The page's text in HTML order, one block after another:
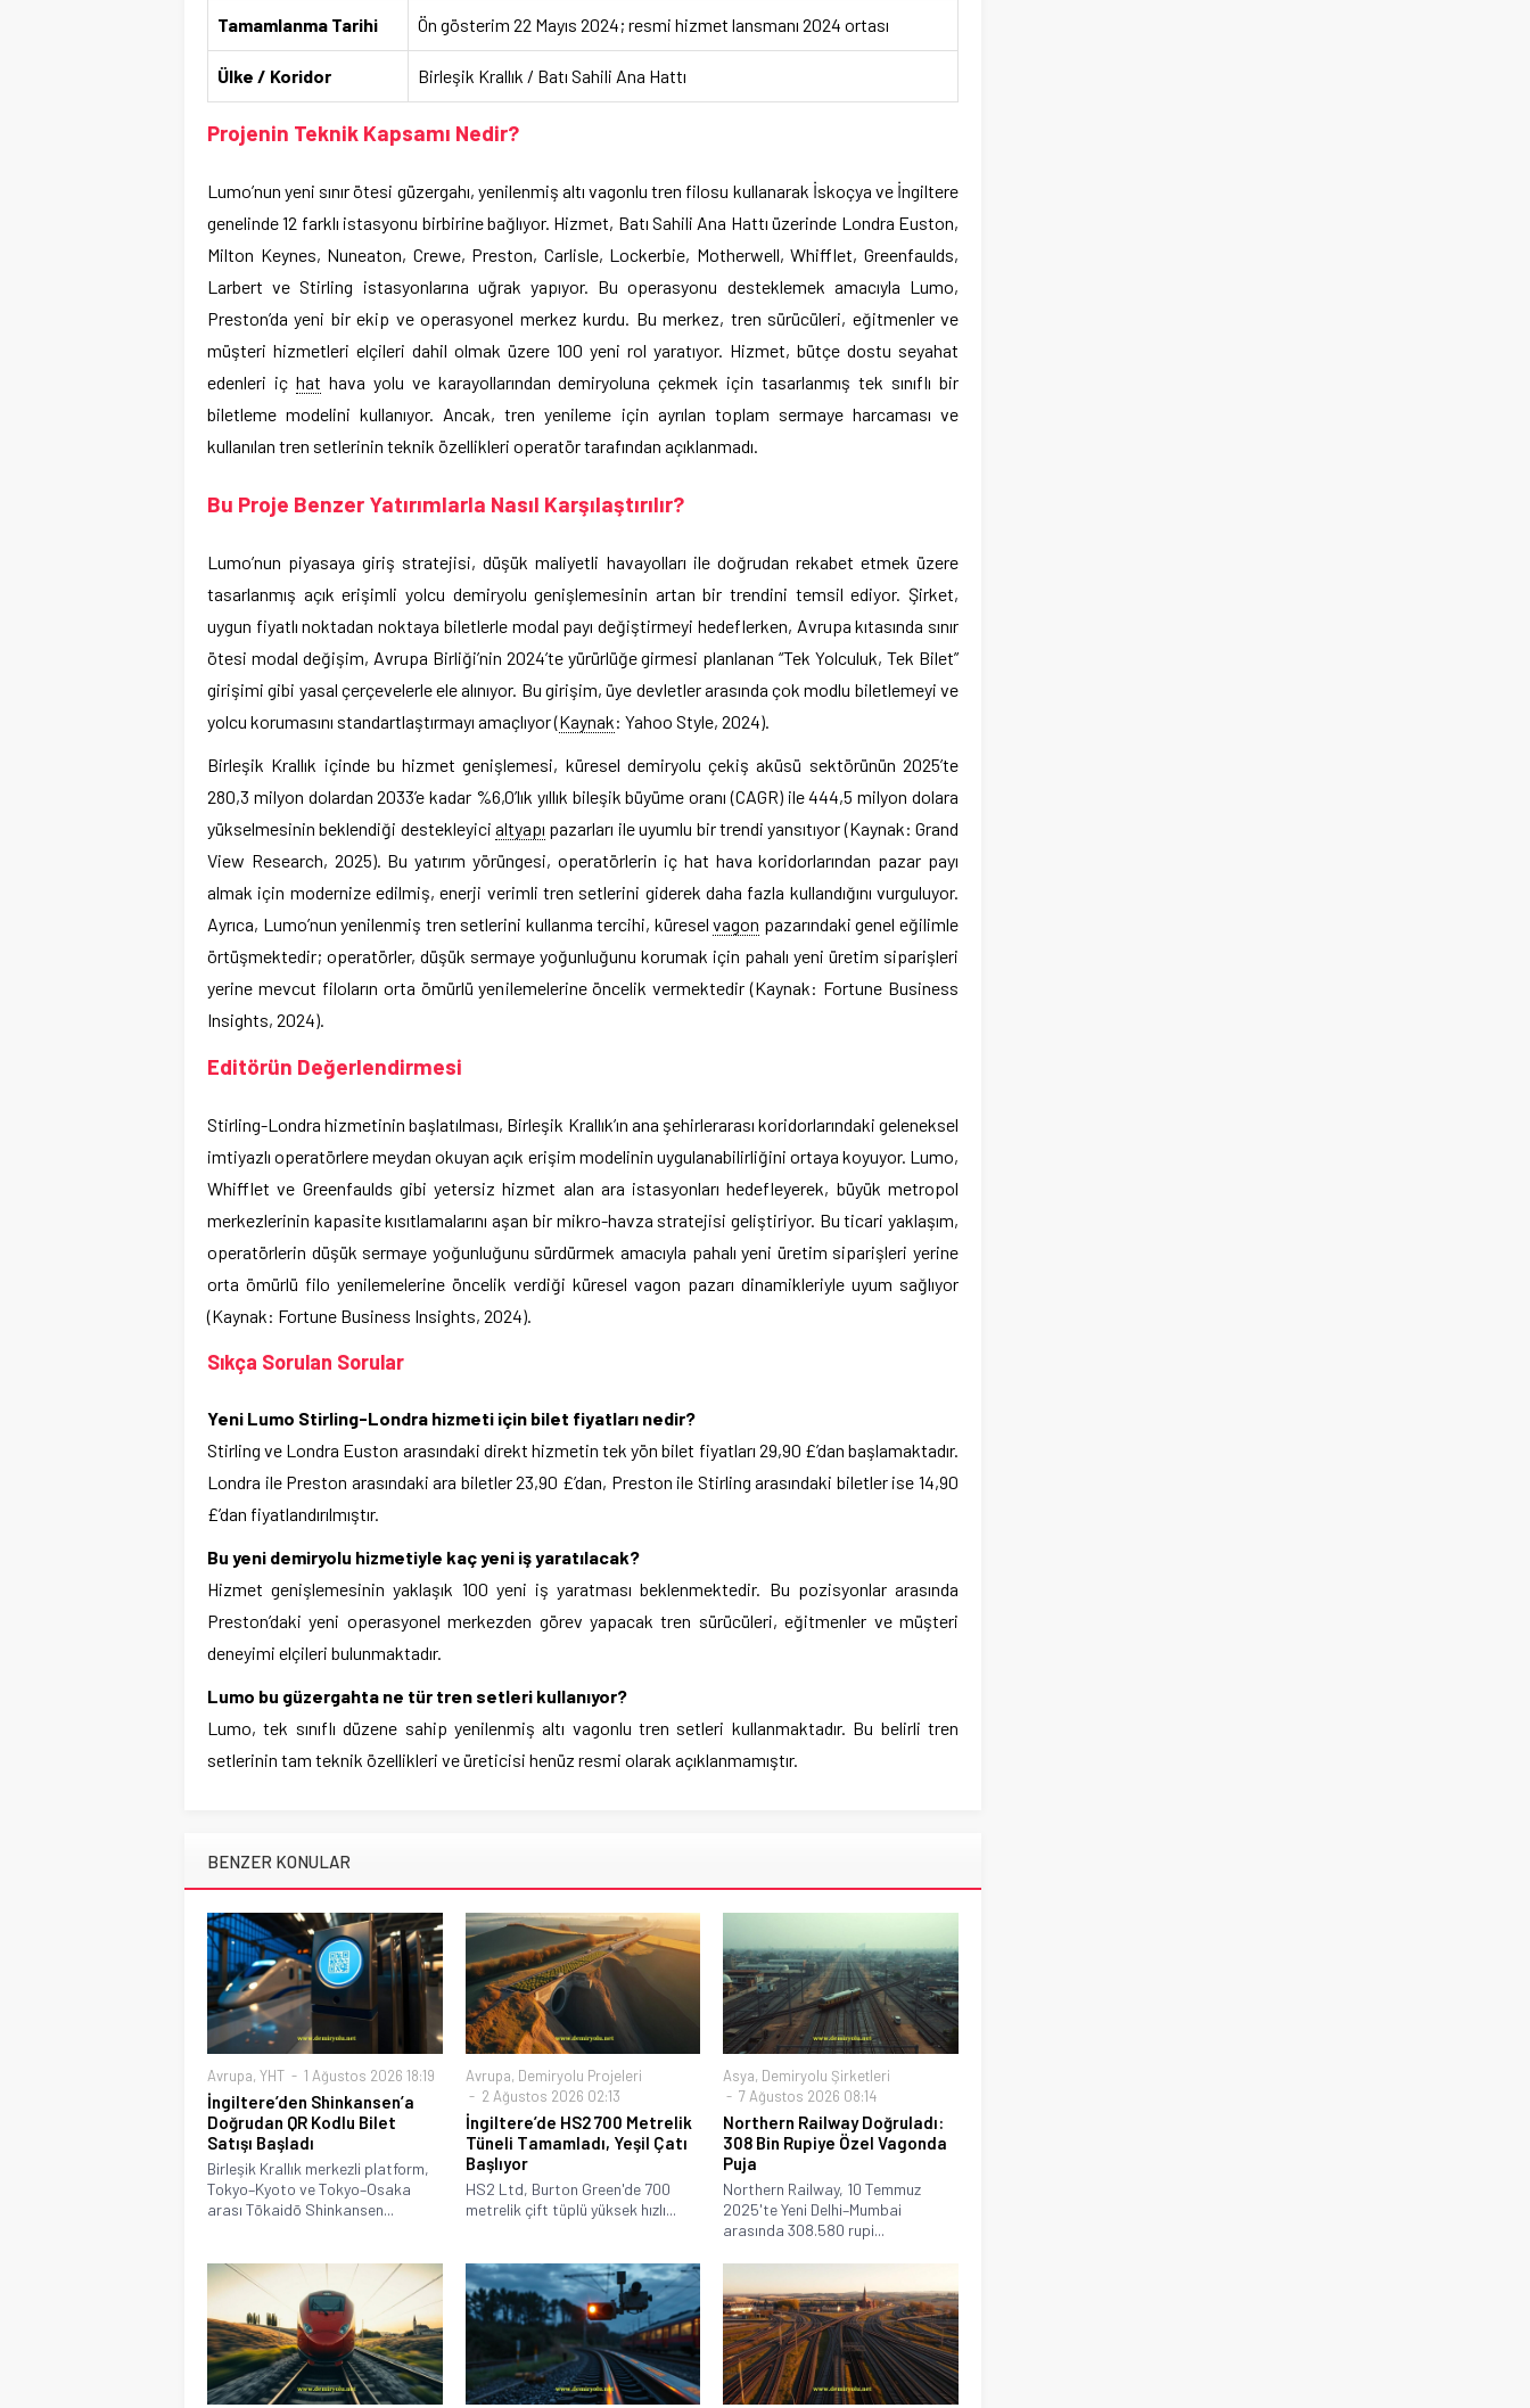
Tamamlanma Tarihi Ön gösterim 22 Mayıs 2024; resmi hizmet lansmanı 2024 ortası
Ülke / Koridor Birleşik Krallık / Batı Sahili Ana Hattı
Projenin Teknik Kapsamı Nedir?
Lumo’nun yeni sınır ötesi güzergahı, yenilenmiş altı vagonlu tren filosu kullanarak İskoçya ve İngiltere
genelinde 12 farklı istasyonu birbirine bağlıyor. Hizmet, Batı Sahili Ana Hattı üzerinde Londra Euston,
Milton Keynes, Nuneaton, Crewe, Preston, Carlisle, Lockerbie, Motherwell, Whifflet, Greenfaulds,
Larbert ve Stirling istasyonlarına uğrak yapıyor. Bu operasyonu desteklemek amacıyla Lumo,
Preston’da yeni bir ekip ve operasyonel merkez kurdu. Bu merkez, tren sürücüleri, eğitmenler ve
müşteri hizmetleri elçileri dahil olmak üzere 100 yeni rol yaratıyor. Hizmet, bütçe dostu seyahat
edenleri iç hat hava yolu ve karayollarından demiryoluna çekmek için tasarlanmış tek sınıflı bir
biletleme modelini kullanıyor. Ancak, tren yenileme için ayrılan toplam sermaye harcaması ve
kullanılan tren setlerinin teknik özellikleri operatör tarafından açıklanmadı.
Bu Proje Benzer Yatırımlarla Nasıl Karşılaştırılır?
Lumo’nun piyasaya giriş stratejisi, düşük maliyetli havayolları ile doğrudan rekabet etmek üzere
tasarlanmış açık erişimli yolcu demiryolu genişlemesinin artan bir trendini temsil ediyor. Şirket,
uygun fiyatlı noktadan noktaya biletlerle modal payı değiştirmeyi hedeflerken, Avrupa kıtasında sınır
ötesi modal değişim, Avrupa Birliği’nin 2024’te yürürlüğe girmesi planlanan “Tek Yolculuk, Tek Bilet”
girişimi gibi yasal çerçevelerle ele alınıyor. Bu girişim, üye devletler arasında çok modlu biletlemeyi ve
yolcu korumasını standartlaştırmayı amaçlıyor (Kaynak: Yahoo Style, 2024).
Birleşik Krallık içinde bu hizmet genişlemesi, küresel demiryolu çekiş aküsü sektörünün 2025’te
280,3 milyon dolardan 2033’e kadar %6,0’lık yıllık bileşik büyüme oranı (CAGR) ile 444,5 milyon dolara
yükselmesinin beklendiği destekleyicialtyapı pazarları ile uyumlu bir trendi yansıtıyor (Kaynak: Grand
View Research, 2025). Bu yatırım yörüngesi, operatörlerin iç hat hava koridorlarından pazar payı
almak için modernize edilmiş, enerji verimli tren setlerini giderek daha fazla kullandığını vurguluyor.
Ayrıca, Lumo’nun yenilenmiş tren setlerini kullanma tercihi, küreselvagon pazarındaki genel eğilimle
örtüşmektedir; operatörler, düşük sermaye yoğunluğunu korumak için pahalı yeni üretim siparişleri
yerine mevcut filoların orta ömürlü yenilemelerine öncelik vermektedir (Kaynak: Fortune Business
Insights, 2024).
Editörün Değerlendirmesi
Stirling-Londra hizmetinin başlatılması, Birleşik Krallık’ın ana şehirlerarası koridorlarındaki geleneksel
imtiyazlı operatörlere meydan okuyan açık erişim modelinin uygulanabilirliğini ortaya koyuyor. Lumo,
Whifflet ve Greenfaulds gibi yetersiz hizmet alan ara istasyonları hedefleyerek, büyük metropol
merkezlerinin kapasite kısıtlamalarını aşan bir mikro-havza stratejisi geliştiriyor. Bu ticari yaklaşım,
operatörlerin düşük sermaye yoğunluğunu sürdürmek amacıyla pahalı yeni üretim siparişleri yerine
orta ömürlü filo yenilemelerine öncelik verdiği küresel vagon pazarı dinamikleriyle uyum sağlıyor
(Kaynak: Fortune Business Insights, 2024).
Sıkça Sorulan Sorular
Yeni Lumo Stirling-Londra hizmeti için bilet fiyatları nedir?
Stirling ve Londra Euston arasındaki direkt hizmetin tek yön bilet fiyatları 29,90 £’dan başlamaktadır.
Londra ile Preston arasındaki ara biletler 23,90 £’dan, Preston ile Stirling arasındaki biletler ise 14,90
£’dan fiyatlandırılmıştır.
Bu yeni demiryolu hizmetiyle kaç yeni iş yaratılacak?
Hizmet genişlemesinin yaklaşık 100 yeni iş yaratması beklenmektedir. Bu pozisyonlar arasında
Preston’daki yeni operasyonel merkezden görev yapacak tren sürücüleri, eğitmenler ve müşteri
deneyimi elçileri bulunmaktadır.
Lumo bu güzergahta ne tür tren setleri kullanıyor?
Lumo, tek sınıflı düzene sahip yenilenmiş altı vagonlu tren setleri kullanmaktadır. Bu belirli tren
setlerinin tam teknik özellikleri ve üreticisi henüz resmi olarak açıklanmamıştır.
BENZER KONULAR
Avrupa, YHT 1 Ağustos 2026 18:19
İngiltere’den Shinkansen’a
Doğrudan QR Kodlu Bilet
Satışı Başladı
Birleşik Krallık merkezli platform,
Tokyo–Kyoto ve Tokyo–Osaka
arası Tōkaidō Shinkansen...
Avrupa, Demiryolu Projeleri
2 Ağustos 2026 02:13
İngiltere’de HS2 700 Metrelik
Tüneli Tamamladı, Yeşil Çatı
Başlıyor
HS2 Ltd, Burton Green'de 700
metrelik çift tüplü yüksek hızlı...
Asya, Demiryolu Şirketleri
7 Ağustos 2026 08:14
Northern Railway Doğruladı:
308 Bin Rupiye Özel Vagonda
Puja
Northern Railway, 10 Temmuz
2025'te Yeni Delhi–Mumbai
arasında 308.580 rupi...